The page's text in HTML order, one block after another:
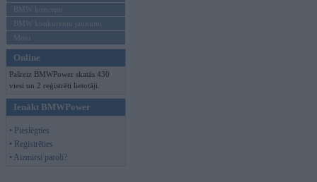
BMW koncepti
BMW konkurentu jaunumi
Moto
Online
Pašreiz BMWPower skatās 430
viesi un 2 reģistrēti lietotāji.
Ienākt BMWPower
• Pieslēgties
• Reģistrēties
• Aizmirsi paroli?